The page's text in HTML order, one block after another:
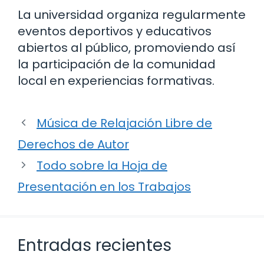
La universidad organiza regularmente
eventos deportivos y educativos
abiertos al público, promoviendo así
la participación de la comunidad
local en experiencias formativas.
Música de Relajación Libre de
Derechos de Autor
Todo sobre la Hoja de
Presentación en los Trabajos
Entradas recientes